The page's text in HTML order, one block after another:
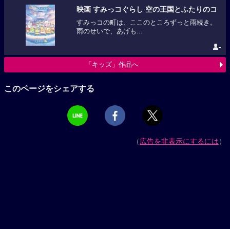
映画 すみっコぐらし 空の王国とふたりのコ
すみっコの町は、ここのところずっと雨続き。
雨のせいで、あげも...
-
「キッズ」作品へ
このページをシェアする
（広告を非表示にするには）